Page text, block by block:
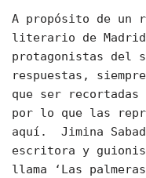
A propósito de un
literario de
protagonistas del
respuestas,
que ser recortadas
por lo que las
aquí. Jimina
escritora y
llama ‘Las